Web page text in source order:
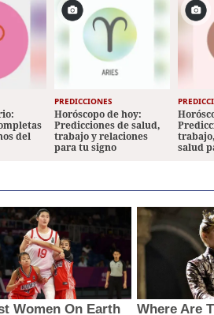
del
PREDICCIONES
Horóscopo de hoy:
Predicciones de salud,
trabajo y relaciones
para tu signo
salud
Women On Earth Where Are